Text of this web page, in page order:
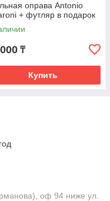
оправа Antonio
+ футляр в подарок
₸
Купить
оф 94 ниже ул.